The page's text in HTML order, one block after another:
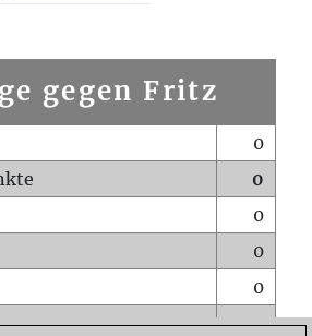
gegen Fritz
0
0
0
0
0
0